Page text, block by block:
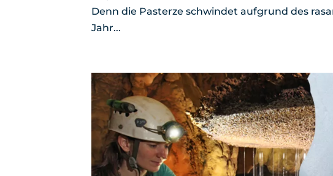
Denn die Pasterze schwindet aufgrund des
Jahr...